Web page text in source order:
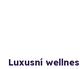
Luxusní